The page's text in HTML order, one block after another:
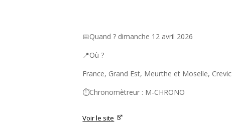
📅Quand ? dimanche 12 avril 2026
📍Où ?
France, Grand Est, Meurthe et Moselle, Crevic
⏱️Chronomètreur : M-CHRONO
Voir le site